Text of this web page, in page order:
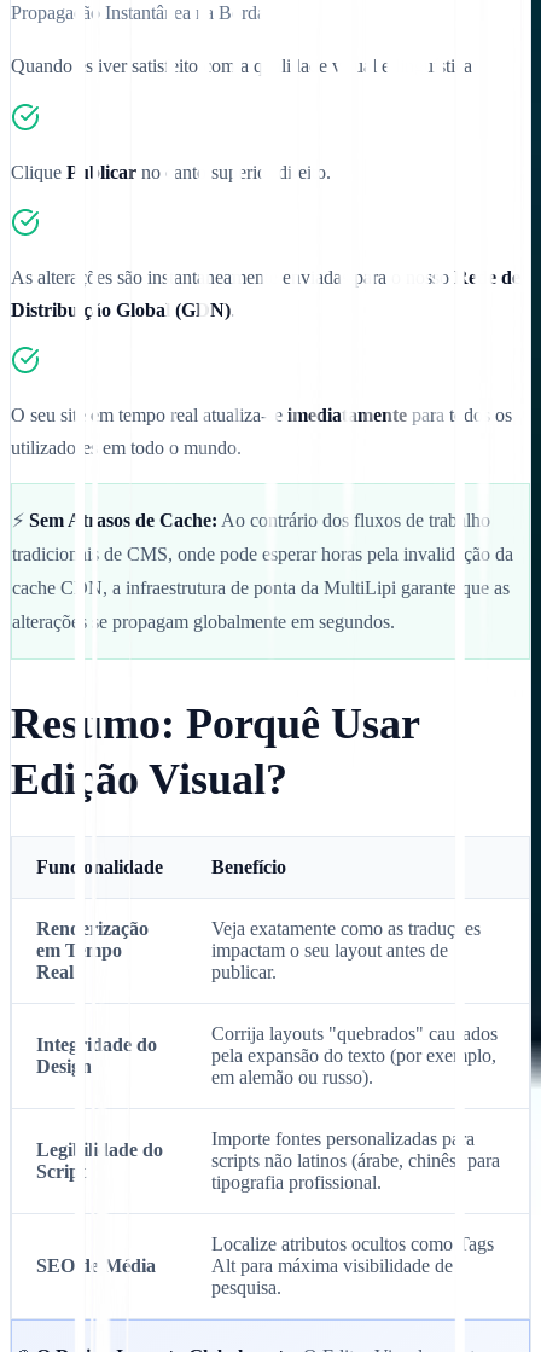
Propagação Instantânea na Borda
Quando estiver satisfeito com a qualidade visual e linguística:
Clique Publicar no canto superior direito.
As alterações são instantaneamente enviadas para o nosso Rede de
Distribuição Global (GDN).
O seu site em tempo real atualiza-se imediatamente para todos os
utilizadores em todo o mundo.
⚡ Sem Atrasos de Cache: Ao contrário dos fluxos de trabalho
tradicionais de CMS, onde pode esperar horas pela invalidação da
cache CDN, a infraestrutura de ponta da MultiLipi garante que as
alterações se propagam globalmente em segundos.
Resumo: Porquê Usar
Edição Visual?
Funcionalidade Benefício
Renderização
em Tempo
Real
Veja exatamente como as traduções
impactam o seu layout antes de
publicar.
Integridade do
Design
Corrija layouts "quebrados" causados
pela expansão do texto (por exemplo,
em alemão ou russo).
Legibilidade do
Script
Importe fontes personalizadas para
scripts não latinos (árabe, chinês) para
tipografia profissional.
SEO de Média
Localize atributos ocultos como Tags
Alt para máxima visibilidade de
pesquisa.